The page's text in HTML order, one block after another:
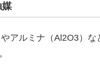
媒
アルミナ（Al2O3）な